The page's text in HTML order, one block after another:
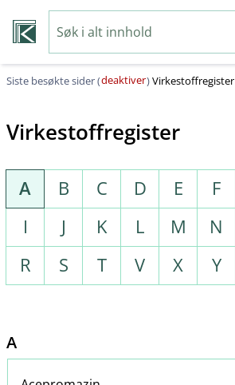
Siste besøkte sider (deaktiver)Virkestoffregister
Virkestoffregister
A B C D E F
I
J K L M N
R
S T V X Y
A